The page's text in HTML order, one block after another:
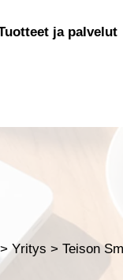
ja palvelut
>Yritys >Teison